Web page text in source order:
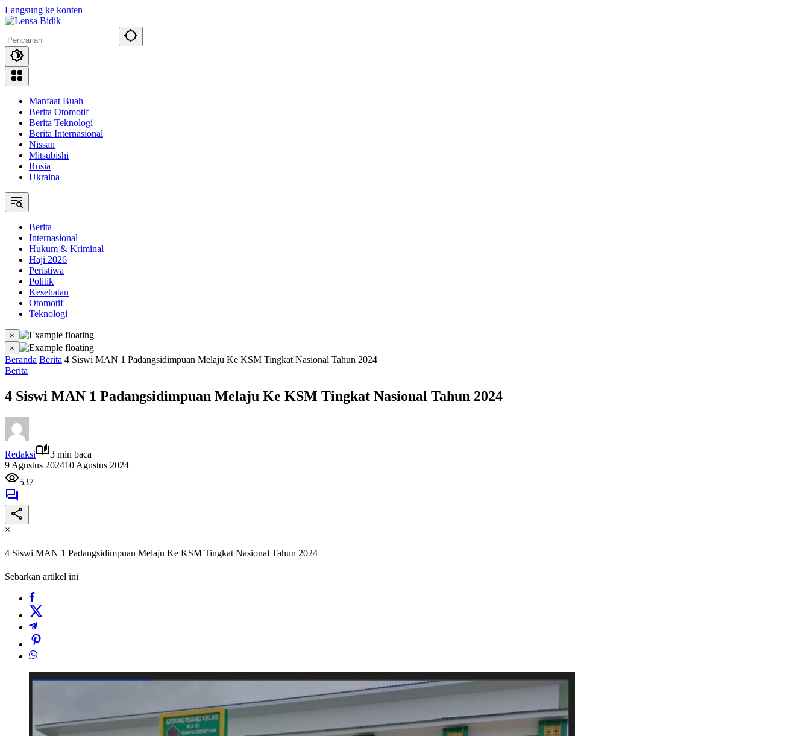
Langsung ke konten
Manfaat Buah
Berita Otomotif
Berita Teknologi
Berita Internasional
Nissan
Mitsubishi
Rusia
Ukraina
Berita
Internasional
Hukum & Kriminal
Haji 2026
Peristiwa
Politik
Kesehatan
Otomotif
Teknologi
×
×
Beranda Berita 4 Siswi MAN 1 Padangsidimpuan Melaju Ke KSM Tingkat Nasional Tahun 2024
Berita
4 Siswi MAN 1 Padangsidimpuan Melaju Ke KSM Tingkat Nasional Tahun 2024
Redaksi
3 min baca
9 Agustus 202410 Agustus 2024
537
×
4 Siswi MAN 1 Padangsidimpuan Melaju Ke KSM Tingkat Nasional Tahun 2024
Sebarkan artikel ini